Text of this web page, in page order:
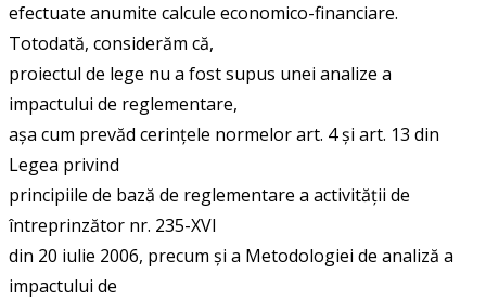
efectuate anumite calcule economico-financiare.
Totodată, considerăm că,
proiectul de lege nu a fost supus unei analize a
impactului de reglementare,
așa cum prevăd cerințele normelor art. 4 și art. 13 din
Legea privind
principiile de bază de reglementare a activității de
întreprinzător nr. 235-XVI
din 20 iulie 2006, precum și a Metodologiei de analiză a
impactului de